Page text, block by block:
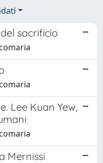
sacrificio
Lee Kuan Yew,
Mernissi